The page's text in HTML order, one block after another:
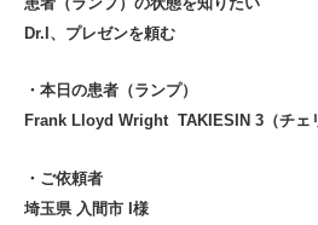
Dr.I、プレゼンを頼む
・本日の患者（ランプ）
Frank Lloyd Wright TAKIESIN 3（チェ
・ご依頼者
埼玉県 入間市 I様